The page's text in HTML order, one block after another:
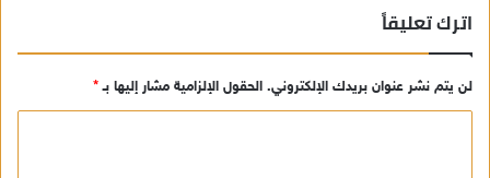
اترك تعليقاً
لن يتم نشر عنوان بريدك الإلكتروني. الحقول الإلزامية مشار إليها بـ*